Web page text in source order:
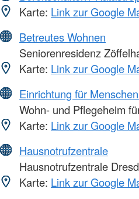
Karte: Link zur Google
Betreutes Wohnen
Seniorenresidenz
Karte: Link zur Google
Einrichtung für
Wohn- und Pflegeheim
Karte: Link zur Google
Hausnotrufzentrale
Hausnotrufzentrale
Karte: Link zur Google